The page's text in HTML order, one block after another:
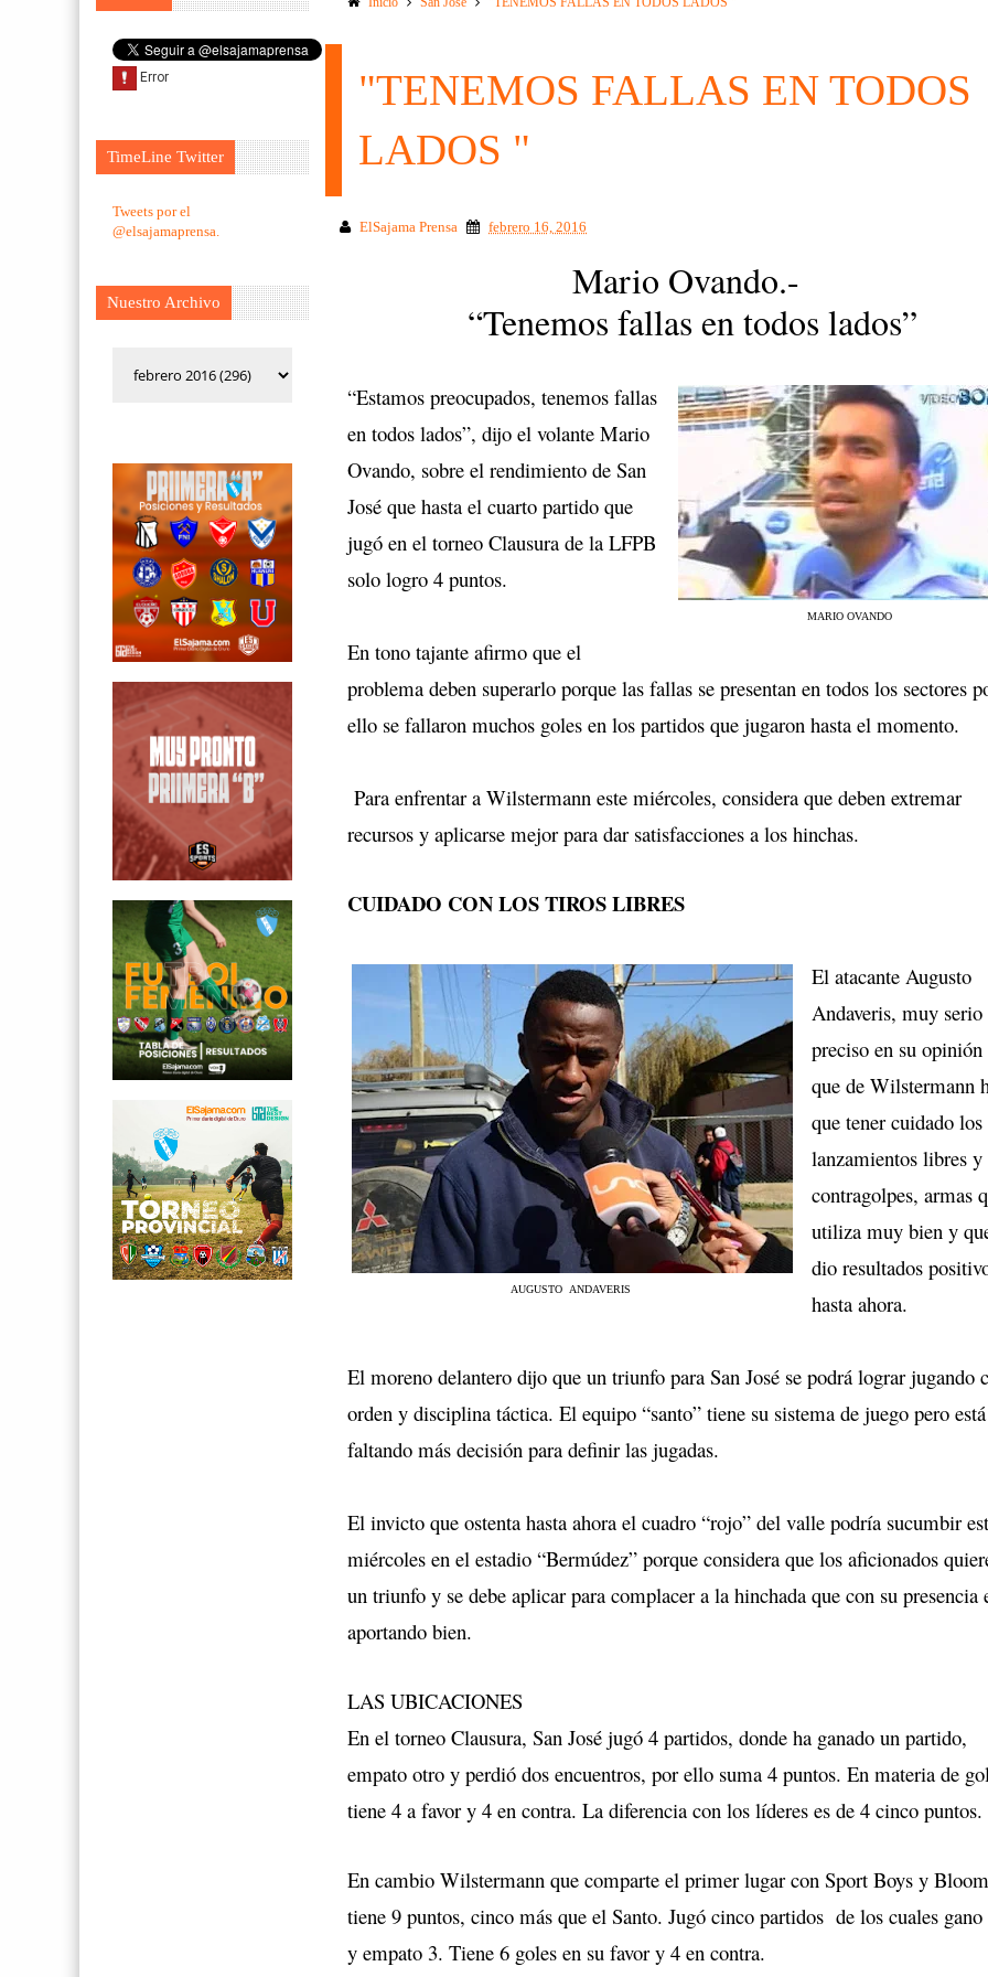
TimeLine Twitter
Tweets por el
@elsajamaprensa.
Nuestro Archivo
"TENEMOS FALLAS EN TODOS
LADOS "
ElSajama Prensa febrero 16, 2016
Mario Ovando.-
“Tenemos fallas en todos lados”
MARIO OVANDO
“Estamos preocupados, tenemos fallas
en todos lados”, dijo el volante Mario
Ovando, sobre el rendimiento de San
José que hasta el cuarto partido que
jugó en el torneo Clausura de la LFPB
solo logro 4 puntos.
En tono tajante afirmo que el
problema deben superarlo porque las fallas se presentan en todos los sectores
ello se fallaron muchos goles en los partidos que jugaron hasta el momento.
Para enfrentar a Wilstermann este miércoles, considera que deben extremar
recursos y aplicarse mejor para dar satisfacciones a los hinchas.
CUIDADO CON LOS TIROS LIBRES
AUGUSTO ANDAVERIS
El atacante Augusto
Andaveris, muy
preciso en su
que de Wilstermann
que tener cuidado los
lanzamientos libres y
contragolpes, armas
utiliza muy bien y
dio resultados
hasta ahora.
El moreno delantero dijo que un triunfo para San José se podrá lograr jugando
orden y disciplina táctica. El equipo “santo” tiene su sistema de juego pero está
faltando más decisión para definir las jugadas.
El invicto que ostenta hasta ahora el cuadro “rojo” del valle podría sucumbir
miércoles en el estadio “Bermúdez” porque considera que los aficionados
un triunfo y se debe aplicar para complacer a la hinchada que con su presencia
aportando bien.
LAS UBICACIONES
En el torneo Clausura, San José jugó 4 partidos, donde ha ganado un partido,
empato otro y perdió dos encuentros, por ello suma 4 puntos. En materia de
tiene 4 a favor y 4 en contra. La diferencia con los líderes es de 4 cinco puntos.
En cambio Wilstermann que comparte el primer lugar con Sport Boys y
tiene 9 puntos, cinco más que el Santo. Jugó cinco partidos de los cuales gano
y empato 3. Tiene 6 goles en su favor y 4 en contra.